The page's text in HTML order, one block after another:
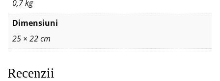
0,7 kg
Dimensiuni
25 × 22 cm
Recenzii